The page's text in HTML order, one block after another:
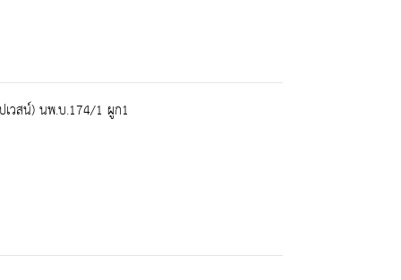
วสน์) นพ.บ.174/1 ผูก1